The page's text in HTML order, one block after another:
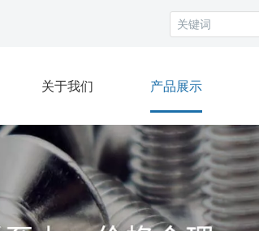
关于我们 产品展示